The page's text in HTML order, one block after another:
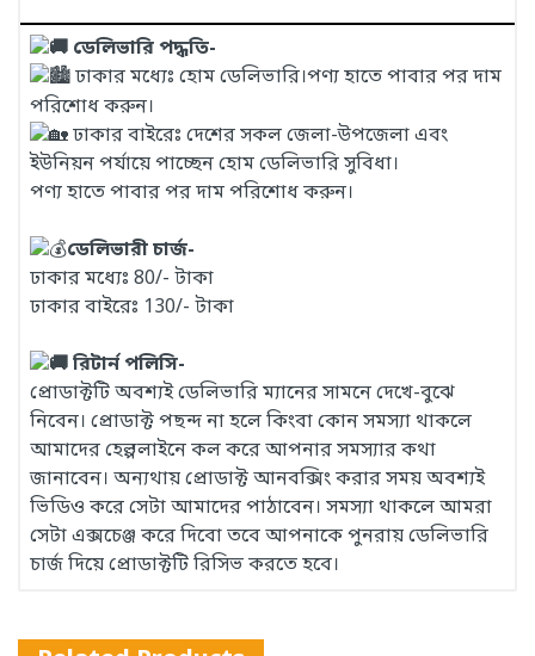
ডেলিভারি পদ্ধতি-
ঢাকার মধ্যেঃ হোম ডেলিভারি।পণ্য হাতে পাবার পর দাম
পরিশোধ করুন।
ঢাকার বাইরেঃ দেশের সকল জেলা-উপজেলা এবং
ইউনিয়ন পর্যায়ে পাচ্ছেন হোম ডেলিভারি সুবিধা।
পণ্য হাতে পাবার পর দাম পরিশোধ করুন।
ডেলিভারী চার্জ-
ঢাকার মধ্যেঃ 80/- টাকা
ঢাকার বাইরেঃ 130/- টাকা
রিটার্ন পলিসি-
প্রোডাক্টটি অবশ্যই ডেলিভারি ম্যানের সামনে দেখে-বুঝে
নিবেন। প্রোডাক্ট পছন্দ না হলে কিংবা কোন সমস্যা থাকলে
আমাদের হেল্পলাইনে কল করে আপনার সমস্যার কথা
জানাবেন। অন্যথায় প্রোডাক্ট আনবক্সিং করার সময় অবশ্যই
ভিডিও করে সেটা আমাদের পাঠাবেন। সমস্যা থাকলে আমরা
সেটা এক্সচেঞ্জ করে দিবো তবে আপনাকে পুনরায় ডেলিভারি
চার্জ দিয়ে প্রোডাক্টটি রিসিভ করতে হবে।